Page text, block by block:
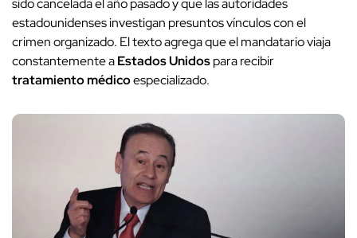
sido cancelada el año pasado y que las autoridades
estadounidenses investigan presuntos vínculos con el
crimen organizado. El texto agrega que el mandatario viaja
constantemente aEstados Unidospara recibir
tratamiento médicoespecializado.